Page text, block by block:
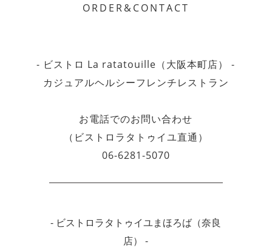
ORDER&CONTACT
- ビストロ La ratatouille（大阪本町店） -
カジュアルヘルシーフレンチレストラン
お電話でのお問い合わせ
（ビストロラタトゥイユ直通）
06-6281-5070
- ビストロラタトゥイユまほろば（奈良
店） -